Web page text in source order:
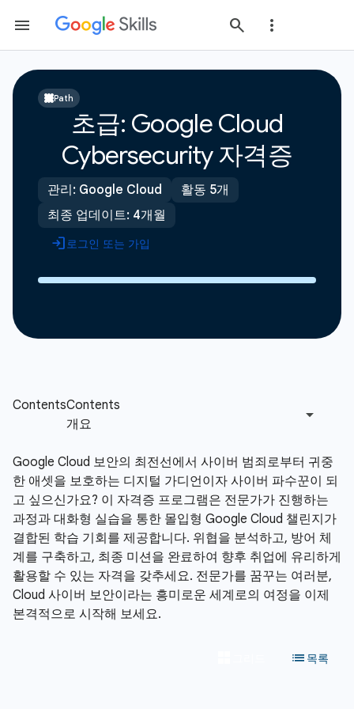
Path
초급: Google Cloud
Cybersecurity 자격증
관리: Google Cloud
활동 5개
최종 업데이트: 4개월
로그인 또는 가입
Google Cloud 보안의 최전선에서 사이버 범죄로부터 귀중
한 애셋을 보호하는 디지털 가디언이자 사이버 파수꾼이 되
고 싶으신가요? 이 자격증 프로그램은 전문가가 진행하는
과정과 대화형 실습을 통한 몰입형 Google Cloud 챌린지가
결합된 학습 기회를 제공합니다. 위협을 분석하고, 방어 체
계를 구축하고, 최종 미션을 완료하여 향후 취업에 유리하게
활용할 수 있는 자격을 갖추세요. 전문가를 꿈꾸는 여러분,
Cloud 사이버 보안이라는 흥미로운 세계로의 여정을 이제
본격적으로 시작해 보세요.